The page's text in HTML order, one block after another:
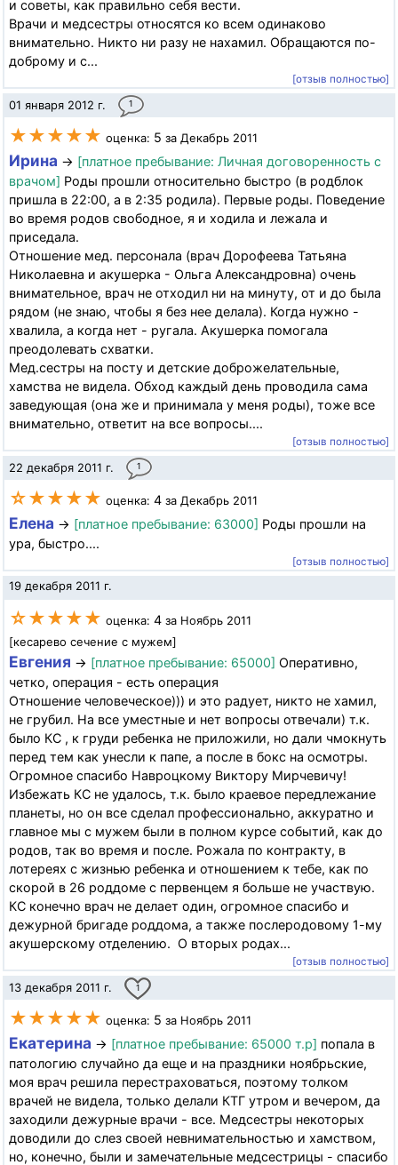
и советы, как правильно себя вести.
Врачи и медсестры относятся ко всем одинаково
внимательно. Никто ни разу не нахамил. Обращаются по-
доброму и с...
[отзыв полностью]
01 января 2012 г. 1
★★★★★ оценка: 5 за Декабрь 2011
Ирина → [платное пребывание: Личная договоренность с
врачом] Роды прошли относительно быстро (в родблок
пришла в 22:00, а в 2:35 родила). Первые роды. Поведение
во время родов свободное, я и ходила и лежала и
приседала.
Отношение мед. персонала (врач Дорофеева Татьяна
Николаевна и акушерка - Ольга Александровна) очень
внимательное, врач не отходил ни на минуту, от и до была
рядом (не знаю, чтобы я без нее делала). Когда нужно -
хвалила, а когда нет - ругала. Акушерка помогала
преодолевать схватки.
Мед.сестры на посту и детские доброжелательные,
хамства не видела. Обход каждый день проводила сама
заведующая (она же и принимала у меня роды), тоже все
внимательно, ответит на все вопросы....
[отзыв полностью]
22 декабря 2011 г. 1
☆★★★★ оценка: 4 за Декабрь 2011
Елена → [платное пребывание: 63000] Роды прошли на
ура, быстро....
[отзыв полностью]
19 декабря 2011 г.
☆★★★★ оценка: 4 за Ноябрь 2011
[кесарево сечение с мужем]
Евгения → [платное пребывание: 65000] Оперативно,
четко, операция - есть операция
Отношение человеческое))) и это радует, никто не хамил,
не грубил. На все уместные и нет вопросы отвечали) т.к.
было КС , к груди ребенка не приложили, но дали чмокнуть
перед тем как унесли к папе, а после в бокс на осмотры.
Огромное спасибо Навроцкому Виктору Мирчевичу!
Избежать КС не удалось, т.к. было краевое передлежание
планеты, но он все сделал профессионально, аккуратно и
главное мы с мужем были в полном курсе событий, как до
родов, так во время и после. Рожала по контракту, в
лотереях с жизнью ребенка и отношением к тебе, как по
скорой в 26 роддоме с первенцем я больше не участвую.
КС конечно врач не делает один, огромное спасибо и
дежурной бригаде роддома, а также послеродовому 1-му
акушерскому отделению. О вторых родах...
[отзыв полностью]
13 декабря 2011 г. 1
★★★★★ оценка: 5 за Ноябрь 2011
Екатерина → [платное пребывание: 65000 т.р] попала в
патологию случайно да еще и на праздники ноябрьские,
моя врач решила перестраховаться, поэтому толком
врачей не видела, только делали КТГ утром и вечером, да
заходили дежурные врачи - все. Медсестры некоторых
доводили до слез своей невнимательностью и хамством,
но, конечно, были и замечательные медсестрицы - спасибо